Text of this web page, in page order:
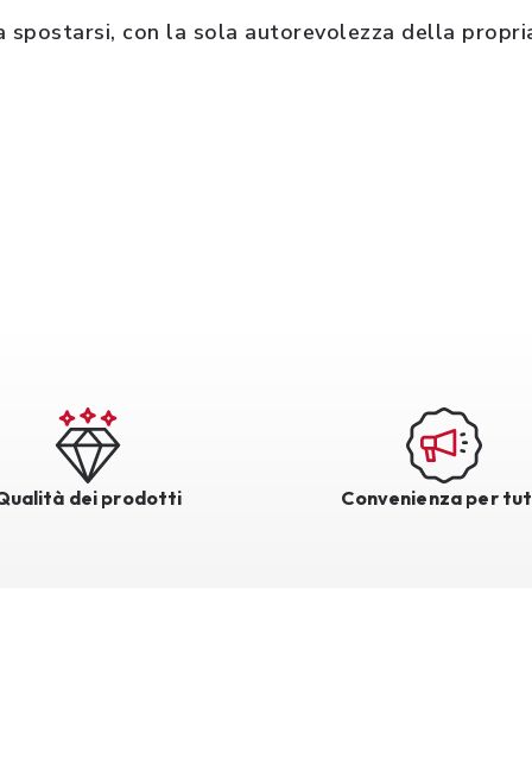
spostarsi, con la sola autorevolezza della
dei prodotti Convenienza per